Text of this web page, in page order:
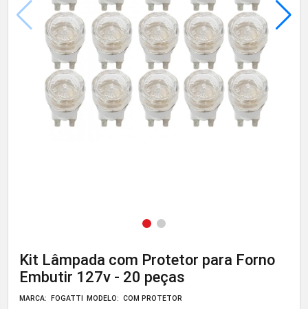
Kit Lâmpada com Protetor para Forno
Embutir 127v - 20 peças
MARCA: FOGATTI MODELO: COM PROTETOR